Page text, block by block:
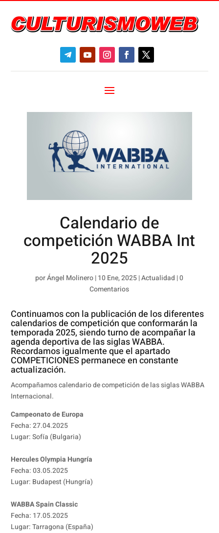
Calendario de
competición WABBA Int
2025
porÁngel Molinero|10 Ene, 2025|Actualidad |0
Comentarios
Continuamos con la publicación de los diferentes
calendarios de competición que conformarán la
temporada 2025, siendo turno de acompañar la
agenda deportiva de las siglas WABBA.
Recordamos igualmente que el apartado
COMPETICIONES permanece en constante
actualización.
Acompañamos calendario de competición de las siglas WABBA
Internacional.
Campeonato de Europa
Fecha: 27.04.2025
Lugar: Sofía (Bulgaria)
Hercules Olympia Hungría
Fecha: 03.05.2025
Lugar: Budapest (Hungría)
WABBA Spain Classic
Fecha: 17.05.2025
Lugar: Tarragona (España)